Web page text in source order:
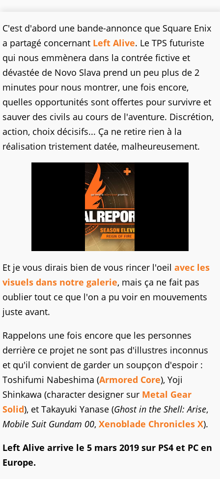
C'est d'abord une bande-annonce que Square Enix
a partagé concernant Left Alive. Le TPS futuriste
qui nous emmènera dans la contrée fictive et
dévastée de Novo Slava prend un peu plus de 2
minutes pour nous montrer, une fois encore,
quelles opportunités sont offertes pour survivre et
sauver des civils au cours de l'aventure. Discrétion,
action, choix décisifs... Ça ne retire rien à la
réalisation tristement datée, malheureusement.
Et je vous dirais bien de vous rincer l'oeil avec les
visuels dans notre galerie, mais ça ne fait pas
oublier tout ce que l'on a pu voir en mouvements
juste avant.
Rappelons une fois encore que les personnes
derrière ce projet ne sont pas d'illustres inconnus
et qu'il convient de garder un soupçon d'espoir :
Toshifumi Nabeshima (Armored Core), Yoji
Shinkawa (character designer sur Metal Gear
Solid), et Takayuki Yanase (Ghost in the Shell: Arise,
Mobile Suit Gundam 00, Xenoblade Chronicles X).
Left Alive arrive le 5 mars 2019 sur PS4 et PC en
Europe.